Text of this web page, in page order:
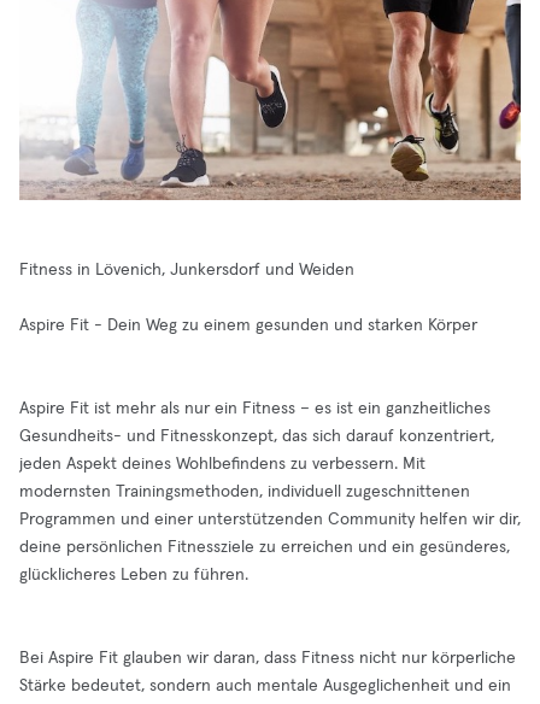
Fitness in Lövenich, Junkersdorf und Weiden
Aspire Fit - Dein Weg zu einem gesunden und starken Körper
Aspire Fit ist mehr als nur ein Fitness – es ist ein ganzheitliches
Gesundheits- und Fitnesskonzept, das sich darauf konzentriert,
jeden Aspekt deines Wohlbefindens zu verbessern. Mit
modernsten Trainingsmethoden, individuell zugeschnittenen
Programmen und einer unterstützenden Community helfen wir dir,
deine persönlichen Fitnessziele zu erreichen und ein gesünderes,
glücklicheres Leben zu führen.
Bei Aspire Fit glauben wir daran, dass Fitness nicht nur körperliche
Stärke bedeutet, sondern auch mentale Ausgeglichenheit und ein